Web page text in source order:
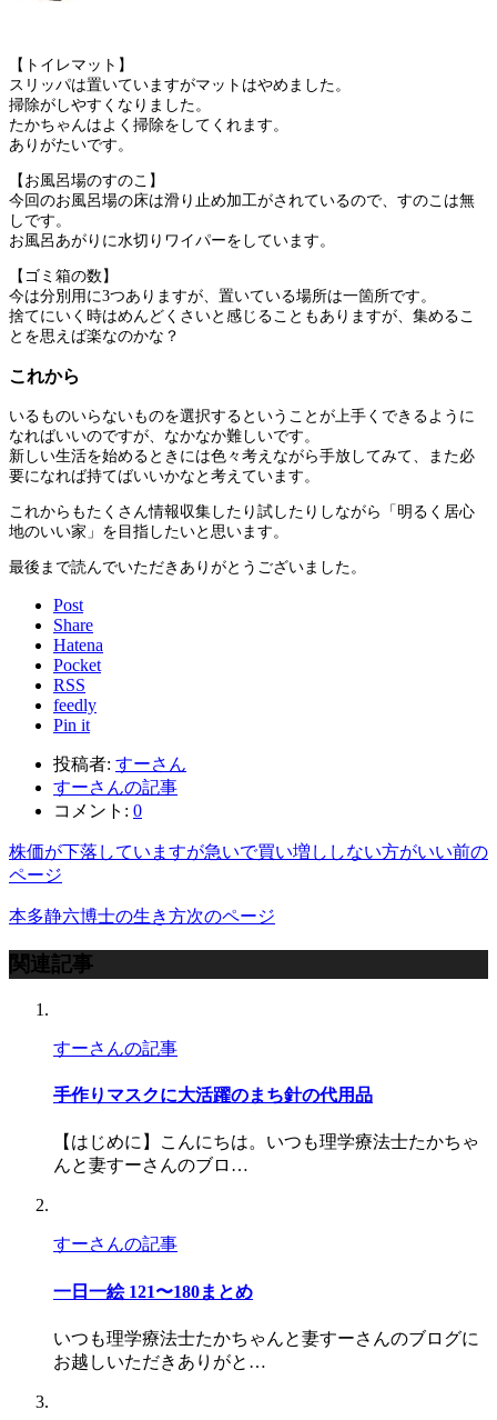
【トイレマット】
スリッパは置いていますがマットはやめました。
掃除がしやすくなりました。
たかちゃんはよく掃除をしてくれます。
ありがたいです。
【お風呂場のすのこ】
今回のお風呂場の床は滑り止め加工がされているので、すのこは無
しです。
お風呂あがりに水切りワイパーをしています。
【ゴミ箱の数】
今は分別用に3つありますが、置いている場所は一箇所です。
捨てにいく時はめんどくさいと感じることもありますが、集めるこ
とを思えば楽なのかな？
これから
いるものいらないものを選択するということが上手くできるように
なればいいのですが、なかなか難しいです。
新しい生活を始めるときには色々考えながら手放してみて、また必
要になれば持てばいいかなと考えています。
これからもたくさん情報収集したり試したりしながら「明るく居心
地のいい家」を目指したいと思います。
最後まで読んでいただきありがとうございました。
Post
Share
Hatena
Pocket
RSS
feedly
Pin it
投稿者: すーさん
すーさんの記事
コメント: 0
株価が下落していますが急いで買い増ししない方がいい前の
ページ
本多静六博士の生き方次のページ
関連記事
すーさんの記事
手作りマスクに大活躍のまち針の代用品
【はじめに】こんにちは。いつも理学療法士たかちゃ
んと妻すーさんのブロ…
すーさんの記事
一日一絵 121〜180まとめ
いつも理学療法士たかちゃんと妻すーさんのブログに
お越しいただきありがと…